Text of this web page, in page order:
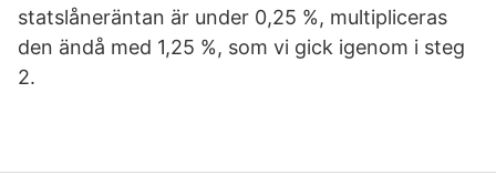
statslåneräntan är under 0,25 %, multipliceras
den ändå med 1,25 %, som vi gick igenom i steg
2.